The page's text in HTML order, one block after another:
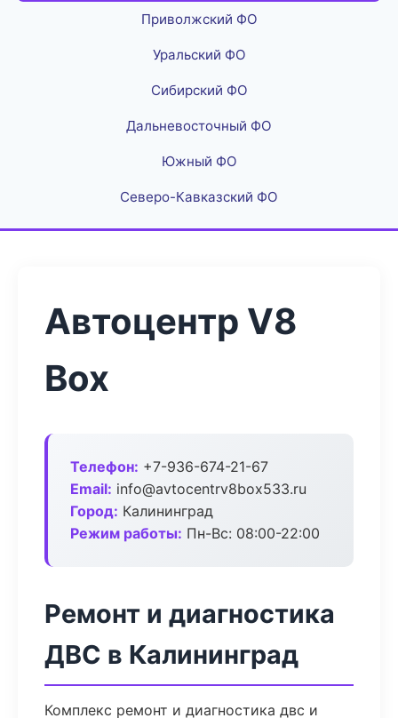
Приволжский ФО
Уральский ФО
Сибирский ФО
Дальневосточный ФО
Южный ФО
Северо-Кавказский ФО
Автоцентр V8
Box
Телефон: +7-936-674-21-67
Email: info@avtocentrv8box533.ru
Город: Калининград
Режим работы: Пн-Вс: 08:00-22:00
Ремонт и диагностика
ДВС в Калининград
Комплекс ремонт и диагностика двс и